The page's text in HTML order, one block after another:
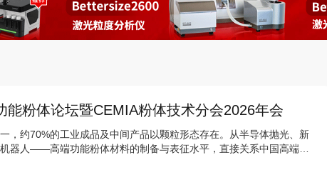
能粉体论坛暨CEMIA粉体技术分会2026年会
，约70%的工业成品及中间产品以颗粒形态存在。从半导体抛光、新
器人——高端功能粉体材料的制备与表征水平，直接关系中国高端制